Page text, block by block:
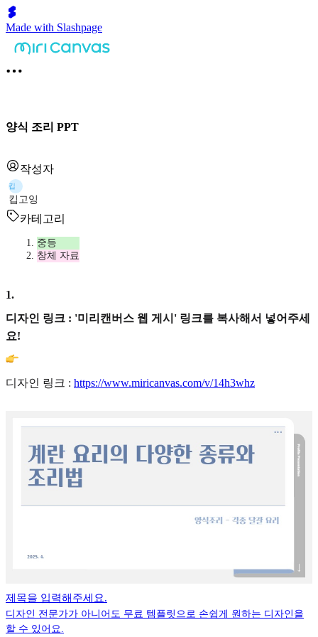
Made with Slashpage
양식 조리 PPT
작성자
킵
킵고잉
카테고리
중등
창체 자료
1.
디자인 링크 : '미리캔버스 웹 게시' 링크를 복사해서 넣어주세
요!
디자인 링크 : https://www.miricanvas.com/v/14h3whz
제목을 입력해주세요.
디자인 전문가가 아니어도 무료 템플릿으로 손쉽게 원하는 디자인을
할 수 있어요.